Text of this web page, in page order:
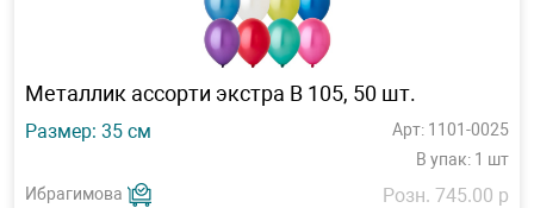
Металлик ассорти экстра В 105, 50 шт.
Размер: 35 см
Арт: 1101-0025
В упак: 1 шт
Ибрагимова
Розн. 745.00 р